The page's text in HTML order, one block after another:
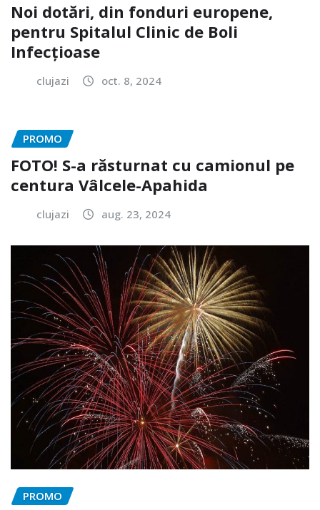
Noi dotări, din fonduri europene,
pentru Spitalul Clinic de Boli
Infecțioase
clujazi oct. 8, 2024
PROMO
FOTO! S-a răsturnat cu camionul pe
centura Vâlcele-Apahida
clujazi aug. 23, 2024
PROMO